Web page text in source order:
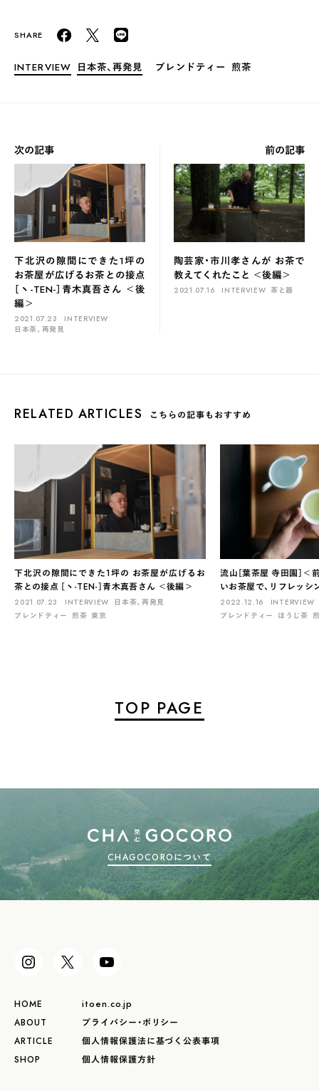
INTERVIEW 日本茶、再発見 ブレンドティー 煎茶
次の記事
下北沢の隙間にできた1坪の
お茶屋が広げるお茶との接点
［ヽ-TEN-］青木真吾さん ＜後
編＞
2021.07.23
INTERVIEW
日本茶、再発見
前の記事
陶芸家・市川孝さんが お茶で
教えてくれたこと ＜後編＞
2021.07.16 INTERVIEW 茶と器
RELATED ARTICLES こちらの記事もおすすめ
下北沢の隙間にできた1坪の お茶屋が広げるお
茶との接点 ［ヽ-TEN-］青木真吾さん ＜後編＞
2021.07.23 INTERVIEW
日本茶、再発見
ブレンドティー 煎茶 東京
流山［葉茶屋 寺田園］
いお茶屋で、リフレッ
2022.12.16
INTERVIEW
ブレンドティー ほうじ茶
TOP PAGE
CHAGOCOROについて
HOME
ABOUT
ARTICLE
SHOP
itoen.co.jp
プライバシー・ポリシー
個人情報保護法に基づく公表事項
個人情報保護方針